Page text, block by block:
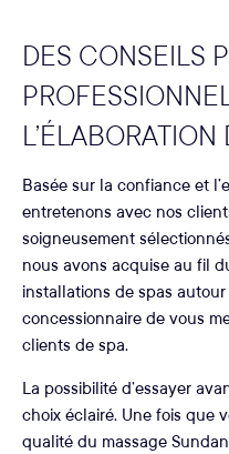
DES CONSEILS
Basée sur la confiance et
entretenons avec nos
soigneusement
nous avons acquise au fil
installations de spas
concessionnaire de vous
clients de spa.
La possibilité d’essayer
choix éclairé. Une fois que
qualité du massage